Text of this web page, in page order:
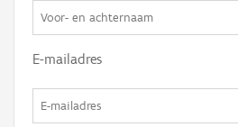
E-mailadres